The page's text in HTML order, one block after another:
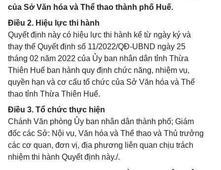
của Sở Văn hóa và Thể thao thành phố Huế.
Điều 2. Hiệu lực thi hành
Quyết định này có hiệu lực thi hành kể từ ngày ký và
thay thế Quyết định số 11/2022/QĐ-UBND ngày 25
tháng 02 năm 2022 của Ủy ban nhân dân tỉnh Thừa
Thiên Huế ban hành quy định chức năng, nhiệm vụ,
quyền hạn và cơ cấu tổ chức của Sở Văn hóa và Thể
thao tỉnh Thừa Thiên Huế.
Điều 3. Tổ chức thực hiện
Chánh Văn phòng Ủy ban nhân dân thành phố; Giám
đốc các Sở: Nội vụ, Văn hóa và Thể thao và Thủ trưởng
các cơ quan, đơn vị, địa phương liên quan chịu trách
nhiệm thi hành Quyết định này./.